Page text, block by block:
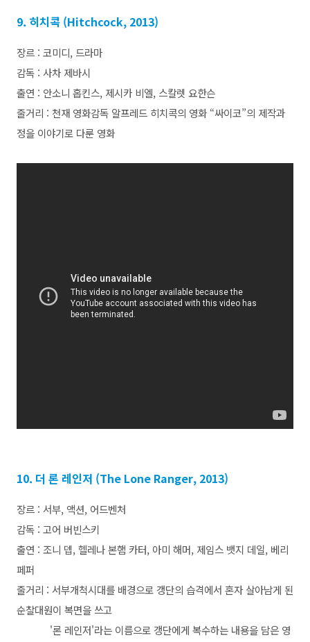
9. 히치콕 (Hitchcock, 2013)
장르 : 코미디, 드라마
감독 : 사차 제바시
출연 : 안소니 홉킨스, 제시카 비엘, 스칼렛 요한슨
줄거리 : 천재 영화감독 알프레드 히치콕의 영화 “싸이코”의 제작과
정을 이야기로 다룬 영화
10. 더 론 레인저 (The Lone Ranger, 2013)
장르 : 서부, 액션, 어드벤처
감독 : 고어 버빈스키
출연 : 조니 뎁, 헬레나 본햄 카터, 아미 해머, 제임스 뱃지 데일, 베리
페퍼
줄거리 : 서부개척시대를 배경으로 갱단의 습격에서 혼자 살아남게 된
순찰대원이 복면을 쓰고
'론 레인저'라는 이름으로 갱단에게 복수하는 내용을 담은 영